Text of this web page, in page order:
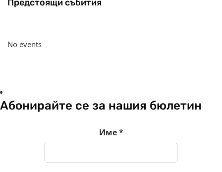
Предстоящи събития
No events
Абонирайте се за нашия бюлетин
Име*